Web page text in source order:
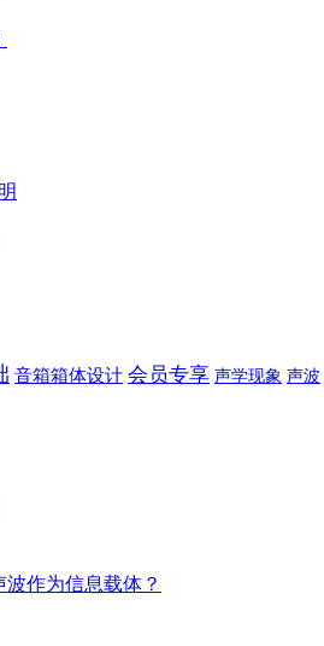
音箱箱体设计 会员专享 声学现象 声波
作为信息载体？